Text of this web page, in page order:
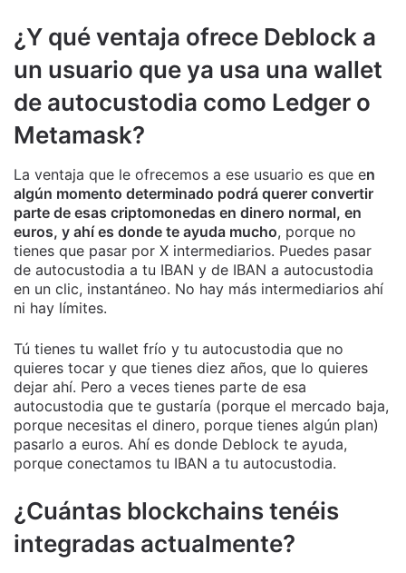
¿Y qué ventaja ofrece Deblock a
un usuario que ya usa una wallet
de autocustodia como Ledger o
Metamask?
La ventaja que le ofrecemos a ese usuario es que en
algún momento determinado podrá querer convertir
parte de esas criptomonedas en dinero normal, en
euros, y ahí es donde te ayuda mucho, porque no
tienes que pasar por X intermediarios. Puedes pasar
de autocustodia a tu IBAN y de IBAN a autocustodia
en un clic, instantáneo. No hay más intermediarios ahí
ni hay límites.
Tú tienes tu wallet frío y tu autocustodia que no
quieres tocar y que tienes diez años, que lo quieres
dejar ahí. Pero a veces tienes parte de esa
autocustodia que te gustaría (porque el mercado baja,
porque necesitas el dinero, porque tienes algún plan)
pasarlo a euros. Ahí es donde Deblock te ayuda,
porque conectamos tu IBAN a tu autocustodia.
¿Cuántas blockchains tenéis
integradas actualmente?